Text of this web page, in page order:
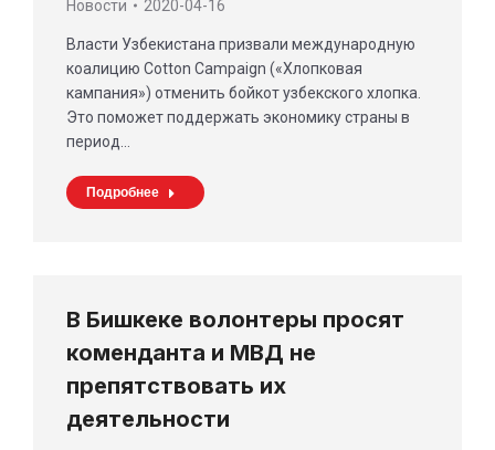
Новости 2020-04-16
Власти Узбекистана призвали международную
коалицию Cotton Campaign («Хлопковая
кампания») отменить бойкот узбекского хлопка.
Это поможет поддержать экономику страны в
период…
Подробнее
В Бишкеке волонтеры просят
коменданта и МВД не
препятствовать их
деятельности